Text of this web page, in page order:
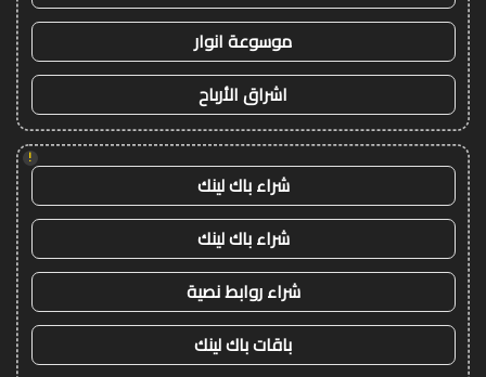
موسوعة انوار
اشراق الأرباح
!
شراء باك لينك
شراء باك لينك
شراء روابط نصية
باقات باك لينك